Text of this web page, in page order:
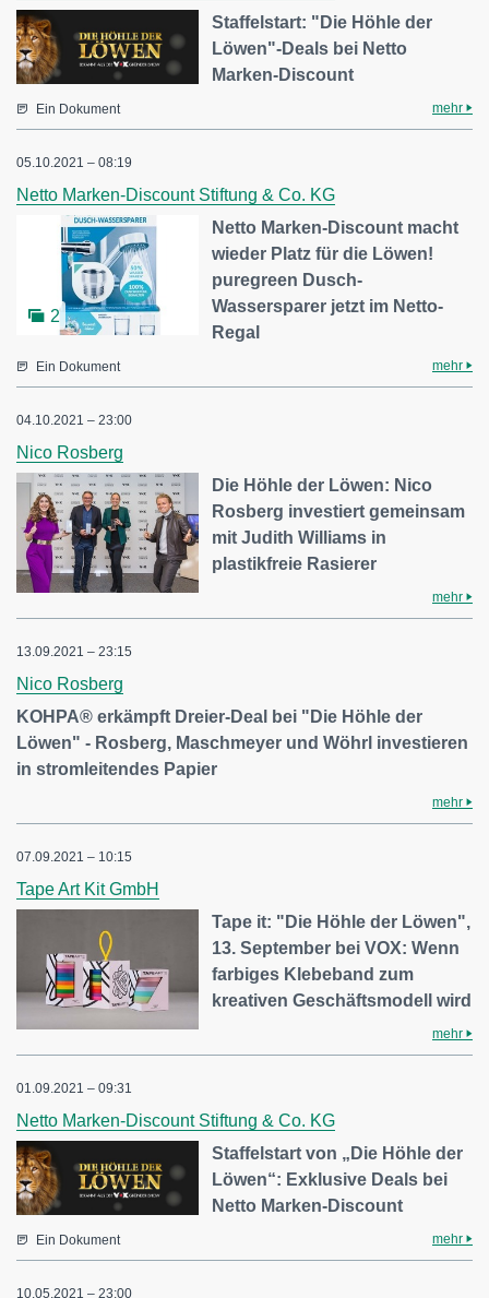
Staffelstart: "Die Höhle der
Löwen"-Deals bei Netto
Marken-Discount
Ein Dokument mehr
05.10.2021 – 08:19
Netto Marken-Discount Stiftung & Co. KG
2
Netto Marken-Discount macht
wieder Platz für die Löwen!
puregreen Dusch-
Wassersparer jetzt im Netto-
Regal
Ein Dokument mehr
04.10.2021 – 23:00
Nico Rosberg
Die Höhle der Löwen: Nico
Rosberg investiert gemeinsam
mit Judith Williams in
plastikfreie Rasierer
mehr
13.09.2021 – 23:15
Nico Rosberg
KOHPA® erkämpft Dreier-Deal bei "Die Höhle der
Löwen" - Rosberg, Maschmeyer und Wöhrl investieren
in stromleitendes Papier
mehr
07.09.2021 – 10:15
Tape Art Kit GmbH
Tape it: "Die Höhle der Löwen",
13. September bei VOX: Wenn
farbiges Klebeband zum
kreativen Geschäftsmodell wird
mehr
01.09.2021 – 09:31
Netto Marken-Discount Stiftung & Co. KG
Staffelstart von „Die Höhle der
Löwen“: Exklusive Deals bei
Netto Marken-Discount
Ein Dokument mehr
10.05.2021 – 23:00